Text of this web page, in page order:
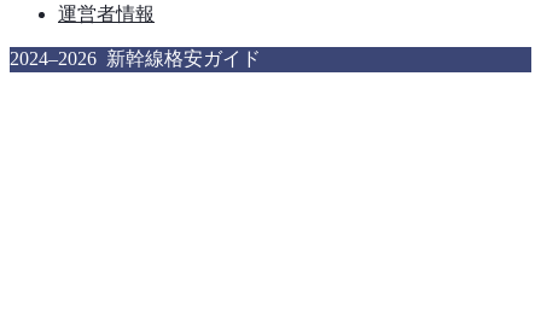
運営者情報
2024–2026 新幹線格安ガイド